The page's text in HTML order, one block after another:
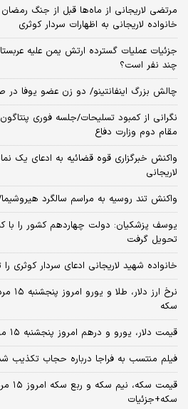
مرتضی لاریجانی از ماه‌ها قبل از جنگ
خانواده لاریجانی به اظهارات سردار کوثری
جزئیات عملیات گسترده ارتش یمن علیه
چند نفر است؟
چالش بزرگ اینفانتینو/ دو زن عضو یوفا
نگرانی از کمبود تسلیحات/جلسه فوری
مقام دوم وزارت دفاع
واکنش خبرگزاری قوه قضائیه به ادعای یک
لاریجانی
واکنش تند روسیه به مراسم سالگرد
تحویل گرفت
خانواده شهید لاریجانی ادعای سردار کوثری
سکه
قیمت دلار، یورو و درهم امروز پنجشنبه ۱۵ مرداد ۱۴۰۵ |کاهش قیمت دلار
فیلم منتسب به فراجا درباره حجاب تکذیب
سکه+جزئیات